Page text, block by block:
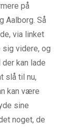
på
Aalborg. Så
via linket
sig videre, og
kan lade
slå til nu,
kan være
sine
noget, de